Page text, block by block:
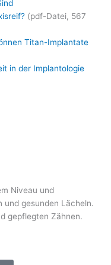
(pdf-Datei, 567
Titan-Implantate
in der Implantologie
Niveau und
und gesunden Lächeln.
gepflegten Zähnen.